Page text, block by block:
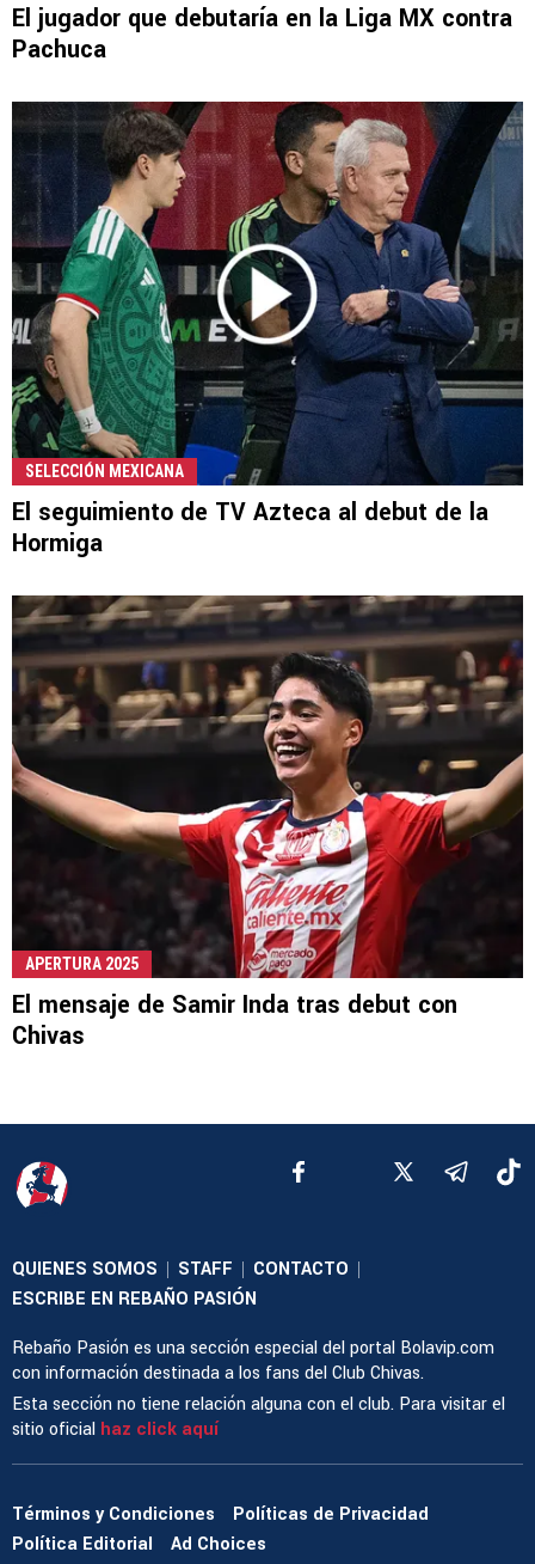
El jugador que debutaría en la Liga MX contra
Pachuca
SELECCIÓN MEXICANA
El seguimiento de TV Azteca al debut de la
Hormiga
APERTURA 2025
El mensaje de Samir Inda tras debut con
Chivas
QUIENES SOMOS | STAFF | CONTACTO |
ESCRIBE EN REBAÑO PASIÓN
Rebaño Pasión es una sección especial del portal Bolavip.com
con información destinada a los fans del Club Chivas.
Esta sección no tiene relación alguna con el club. Para visitar el
sitio oficial haz click aquí
Términos y Condiciones
Políticas de Privacidad
Política Editorial
Ad Choices